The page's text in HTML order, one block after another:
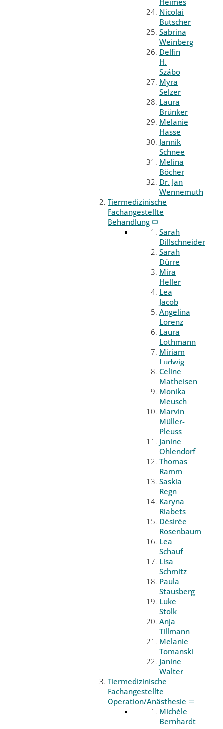
Nicolai
Butscher
Sabrina
Weinberg
Delfin
H.
Szábo
Myra
Selzer
Laura
Brünker
Melanie
Hasse
Jannik
Schnee
Melina
Böcher
Dr. Jan
Wennemuth
Tiermedizinische
Fachangestellte
Behandlung
Sarah
Dillschneider
Sarah
Dürre
Mira
Heller
Lea
Jacob
Angelina
Lorenz
Laura
Lothmann
Miriam
Ludwig
Celine
Matheisen
Monika
Meusch
Marvin
Müller-
Pleuss
Janine
Ohlendorf
Thomas
Ramm
Saskia
Regn
Karyna
Riabets
Désirée
Rosenbaum
Lea
Schauf
Lisa
Schmitz
Paula
Stausberg
Luke
Stolk
Anja
Tillmann
Melanie
Tomanski
Janine
Walter
Tiermedizinische
Fachangestellte
Operation/Anästhesie
Michèle
Bernhardt